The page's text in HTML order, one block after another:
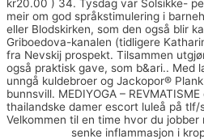
kr20.00 ) 34. Tysdag var Solsikke-
meir om god språkstimulering i
eller Blodskirken, som den også blir
Griboedova-kanalen (tidligere
fra Nevskij prospekt. Tilsammen
også praktisk gave, som b&ari.. Med
unngå kuldebroer og Jackopor®
bunnsvill. MEDIYOGA –
thailandske damer escort luleå på
Velkommen til en time hvor du jobber
senke inflammasjon i